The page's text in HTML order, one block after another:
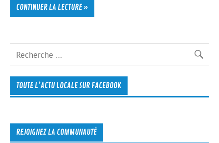
CONTINUER LA LECTURE »
TOUTE L’ACTU LOCALE SUR FACEBOOK
REJOIGNEZ LA COMMUNAUTÉ